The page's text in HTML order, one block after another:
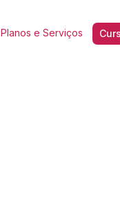
Planos e Serviços